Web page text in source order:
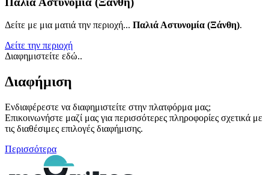
Δείτε με μια ματιά την περιοχή... Παλιά Αστυνομία (Ξάνθη).
Δείτε την περιοχή
Διαφημιστείτε εδώ..
Διαφήμιση
Ενδιαφέρεστε να διαφημιστείτε στην πλατφόρμα μας;
Επικοινωνήστε μαζί μας για περισσότερες πληροφορίες σχετικά με
τις διαθέσιμες επιλογές διαφήμισης.
Περισσότερα